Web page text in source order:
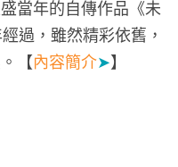
當年的自傳作品《未
過，雖然精彩依舊，
【內容簡介➤】